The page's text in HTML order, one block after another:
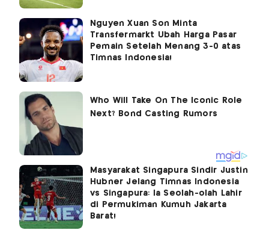
Nguyen Xuan Son Minta
Transfermarkt Ubah Harga Pasar
Pemain Setelah Menang 3-0 atas
Timnas Indonesia!
Masyarakat Singapura Sindir Justin
Hubner Jelang Timnas Indonesia
vs Singapura: Ia Seolah-olah Lahir
di Permukiman Kumuh Jakarta
Barat!